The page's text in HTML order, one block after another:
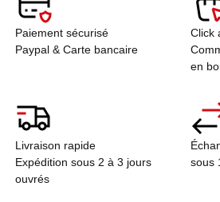
Paiement sécurisé
Paypal & Carte bancaire
Click
en
Livraison rapide
Expédition sous 2 à 3 jours
ouvrés
sous